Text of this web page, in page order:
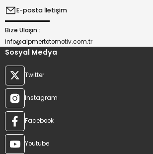
E-posta İletişim
Bize Ulaşın :
info@alpmertotomotiv.com.tr
Sosyal Medya
Twitter
Instagram
Facebook
Youtube